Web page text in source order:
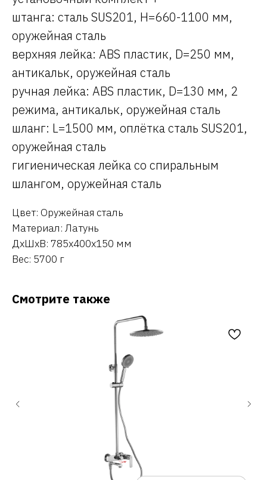
штанга: сталь SUS201, H=660-1100 мм,
оружейная сталь
верхняя лейка: ABS пластик, D=250 мм,
антикальк, оружейная сталь
ручная лейка: ABS пластик, D=130 мм, 2
режима, антикальк, оружейная сталь
шланг: L=1500 мм, оплётка сталь SUS201,
оружейная сталь
гигиеническая лейка со спиральным
шлангом, оружейная сталь
Цвет: Оружейная сталь
Материал: Латунь
ДxШxВ: 785x400x150 мм
Вес: 5700 г
Смотрите также